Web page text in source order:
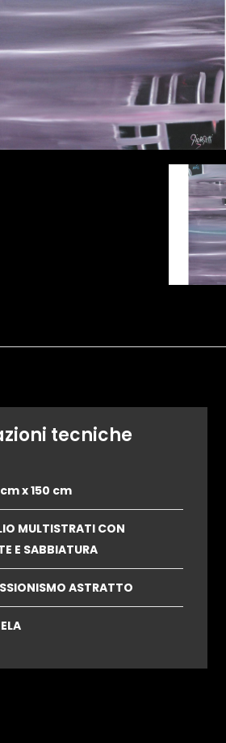
tecniche
x 150 cm
MULTISTRATI CON
E SABBIATURA
ASTRATTO